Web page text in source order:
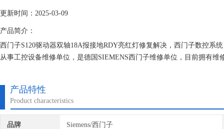
更新时间：2025-03-09
产品简介：
西门子S120驱动器双轴18A报接地RDY亮红灯修复解决，西门子数控系
从事工控设备维修单位，是德国SIEMENS西门子维修单位，目前拥有
产品特性
Product characteristics
品牌 Siemens/西门子